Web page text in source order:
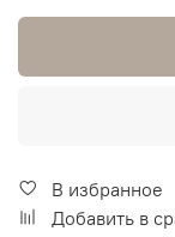
В избранное
Добавить в